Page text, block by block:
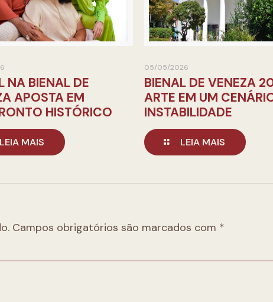
NA BIENAL DE
APOSTA EM
HISTÓRICO
LEIA MAIS
05/05/2026
BIENAL DE VENEZA
ARTE EM UM
INSTABILIDADE
LEIA MAIS
Campos obrigatórios são marcados com *